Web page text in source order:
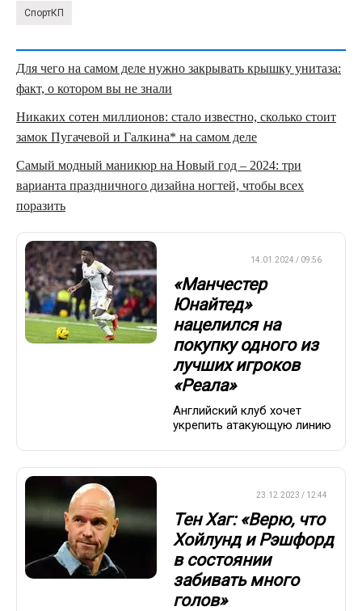
СпортКП
Для чего на самом деле нужно закрывать крышку унитаза:
факт, о котором вы не знали
Никаких сотен миллионов: стало известно, сколько стоит
замок Пугачевой и Галкина* на самом деле
Самый модный маникюр на Новый год – 2024: три
варианта праздничного дизайна ногтей, чтобы всех
поразить
14.01.2024 / 09:56
«Манчестер
Юнайтед»
нацелился на
покупку одного из
лучших игроков
«Реала»
Английский клуб хочет
укрепить атакующую линию
23.12.2023 / 12:44
Тен Хаг: «Верю, что
Хойлунд и Рэшфорд
в состоянии
забивать много
голов»